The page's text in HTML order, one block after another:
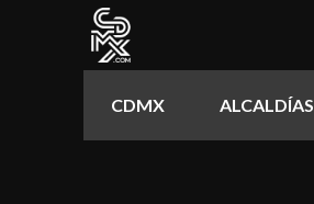
CDMX ALCALDÍAS